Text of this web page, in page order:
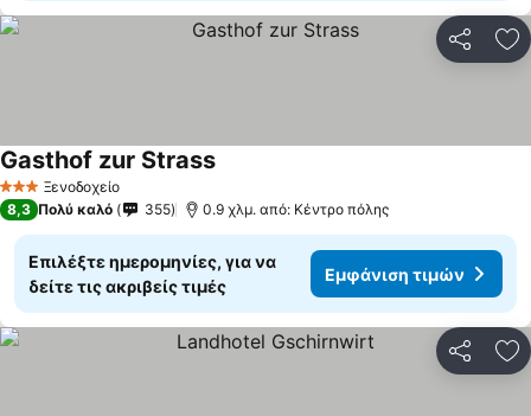
3 ΑστέριαΞενοδοχείο
Gasthof zur StrassΕμφάνιση τιμών
8,3 Πολύ καλό 355 0.9 χλμ. από: Κέντρο πόλης
Επιλέξτε ημερομηνίες, για να
δείτε τις ακριβείς τιμές
Εμφάνιση τιμών